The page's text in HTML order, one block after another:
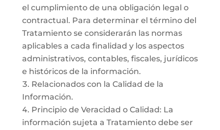
el cumplimiento de una obligación legal o
contractual. Para determinar el término del
Tratamiento se considerarán las normas
aplicables a cada finalidad y los aspectos
administrativos, contables, fiscales, jurídicos
e históricos de la información.
Relacionados con la Calidad de la
Información.
Principio de Veracidad o Calidad: La
información sujeta a Tratamiento debe ser